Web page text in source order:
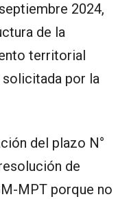
2024,
de la
territorial
por la
del plazo N°
de
MPT porque no